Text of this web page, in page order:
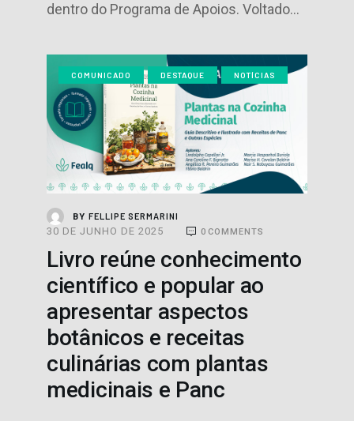
dentro do Programa de Apoios. Voltado…
COMUNICADO DESTAQUE NOTÍCIAS
BY FELLIPE SERMARINI
30 DE JUNHO DE 2025 0 COMMENTS
Livro reúne conhecimento
científico e popular ao
apresentar aspectos
botânicos e receitas
culinárias com plantas
medicinais e Panc